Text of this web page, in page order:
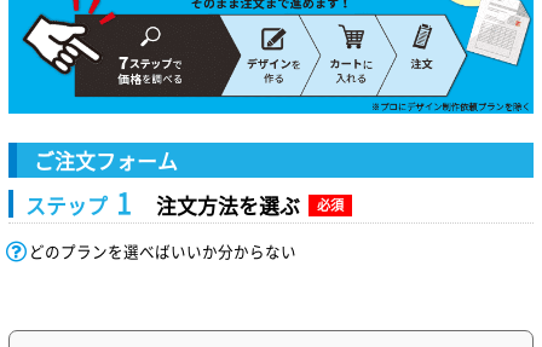
ご注文フォーム
ステップ 1 注文方法を選ぶ 必須
どのプランを選べばいいか分からない